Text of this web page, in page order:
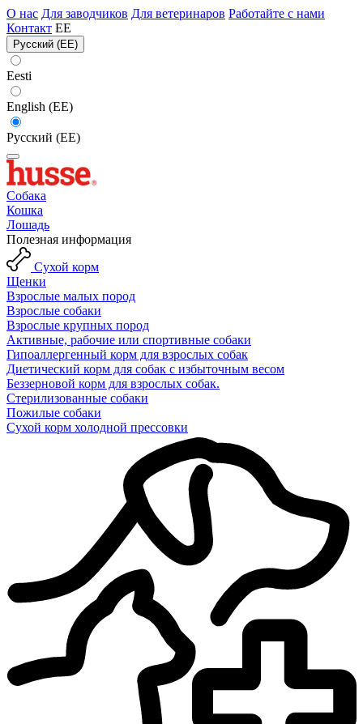
О нас Для заводчиков Для ветеринаров Работайте с нами
Контакт EE
Русский (EE)
Eesti
English (EE)
Русский (EE)
Собака
Кошка
Лошадь
Полезная информация
Сухой корм
Щенки
Взрослые малых пород
Взрослые собаки
Взрослые крупных пород
Активные, рабочие или спортивные собаки
Гипоаллергенный корм для взрослых собак
Диетический корм для собак с избыточным весом
Беззерновой корм для взрослых собак.
Стерилизованные собаки
Пожилые собаки
Сухой корм холодной прессовки